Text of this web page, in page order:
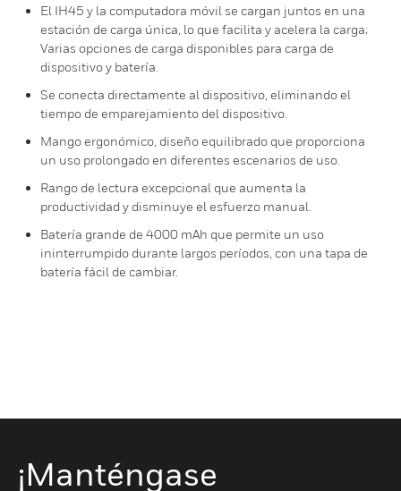
El IH45 y la computadora móvil se cargan juntos en una
estación de carga única, lo que facilita y acelera la carga;
Varias opciones de carga disponibles para carga de
dispositivo y batería.
Se conecta directamente al dispositivo, eliminando el
tiempo de emparejamiento del dispositivo.
Mango ergonómico, diseño equilibrado que proporciona
un uso prolongado en diferentes escenarios de uso.
Rango de lectura excepcional que aumenta la
productividad y disminuye el esfuerzo manual.
Batería grande de 4000 mAh que permite un uso
ininterrumpido durante largos períodos, con una tapa de
batería fácil de cambiar.
¡Manténgase